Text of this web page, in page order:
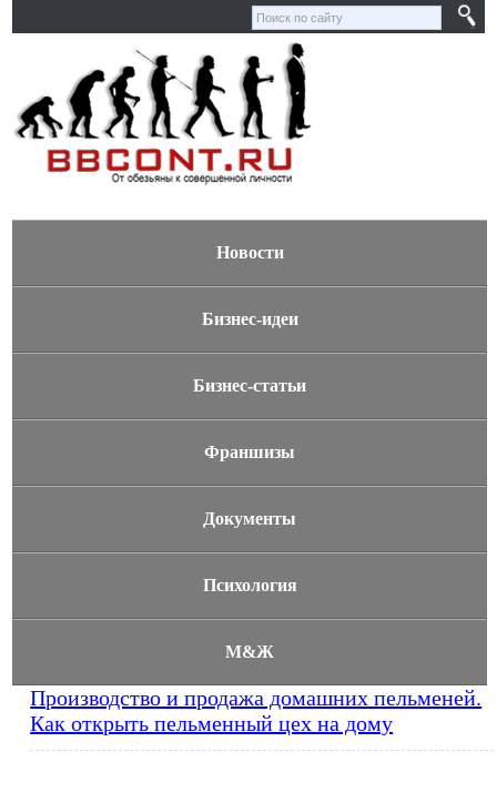
Новости
Бизнес-идеи
Бизнес-статьи
Франшизы
Документы
Психология
М&Ж
Производство и продажа домашних пельменей.
Как открыть пельменный цех на дому